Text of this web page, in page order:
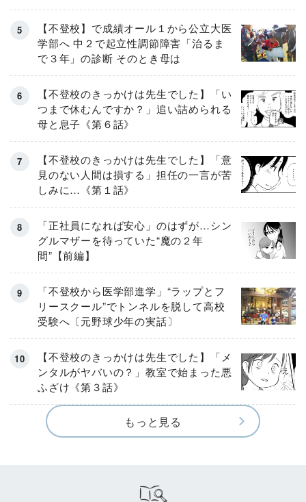
【不登校】で成績オール１から公立大医
学部へ 中２で起立性調節障害「治るま
で３年」の診断 そのとき母は
【不登校のきっかけは先生でした】「い
つまで休むんですか？」追い詰められる
母と息子《第６話》
【不登校のきっかけは先生でした】「意
見のない人間は損する」担任の一言が苦
しみに…《第１話》
「正社員になれば安心」のはずが…シン
グルマザーを待っていた“魔の２年
間”【前編】
「不登校から医学部進学」“ラップとフ
リースクール”でトンネルを脱して高校
受験へ〔元野球少年の実話〕
【不登校のきっかけは先生でした】「メ
ンタルがヤバいの？」教室で始まった悪
ふざけ《第３話》
もっと見る